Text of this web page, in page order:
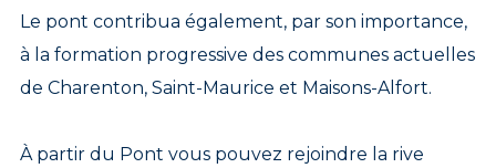
Le pont contribua également, par son importance,
à la formation progressive des communes actuelles
de Charenton, Saint-Maurice et Maisons-Alfort.
À partir du Pont vous pouvez rejoindre la rive